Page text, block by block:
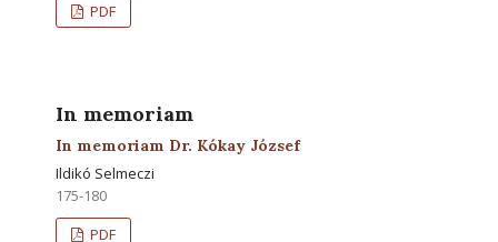
PDF
In memoriam
In memoriam Dr. Kókay József
Ildikó Selmeczi
175-180
PDF